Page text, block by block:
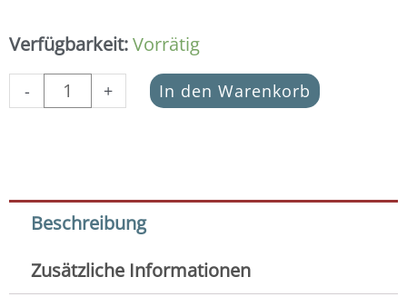
Verfügbarkeit:Vorrätig
-
Schnecke
8
Silber
vergoldet
Pack)
Menge
+ In den Warenkorb
Beschreibung
Zusätzliche Informationen